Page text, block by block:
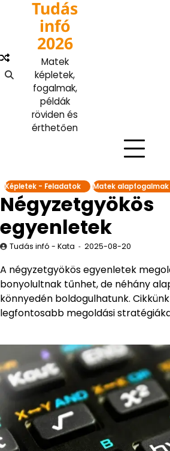
Tudás
infó
2026
Matek
képletek,
fogalmak,
példák
röviden és
érthetően
Képletek - Feladatok Matek alapfogalmak
Négyzetgyökös
egyenletek
Tudás infó - Kata 2025-08-20
A négyzetgyökös egyenletek
bonyolultnak tűnhet, de néhány
könnyedén boldogulhatunk.
legfontosabb megoldási